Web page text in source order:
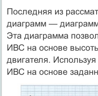
Последняя из
диаграмм —
Эта диаграмма
ИВС на основе
двигателя. Используя
ИВС на основе